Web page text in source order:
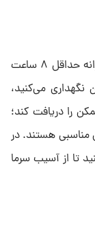
درخت زیتون عاشق نور است. این گیاه باید روزانه حداقل ۸ ساعت
نگهداری می‌کنید،
را دریافت کند؛
مناسبی هستند. در
تا از آسیب سرما